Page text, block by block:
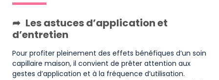
Les astuces d’application et
d’entretien
Pour profiter pleinement des effets bénéfiques d’un soin
capillaire maison, il convient de prêter attention aux
gestes d’application et à la fréquence d’utilisation.